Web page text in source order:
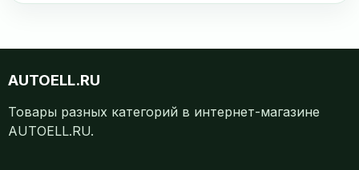
AUTOELL.RU
Товары разных категорий в интернет-магазине
AUTOELL.RU.